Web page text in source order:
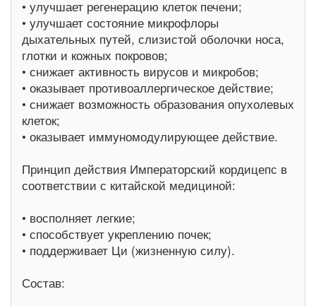
• улучшает регенерацию клеток печени;
• улучшает состояние микрофлоры
дыхательных путей, слизистой оболочки носа,
глотки и кожных покровов;
• снижает активность вирусов и микробов;
• оказывает противоаллергическое действие;
• снижает возможность образования опухолевых
клеток;
• оказывает иммуномодулирующее действие.
Принцип действия Императорский кордицепс в
соответствии с китайской медициной:
• восполняет легкие;
• способствует укреплению почек;
• поддерживает Ци (жизненную силу).
Состав: